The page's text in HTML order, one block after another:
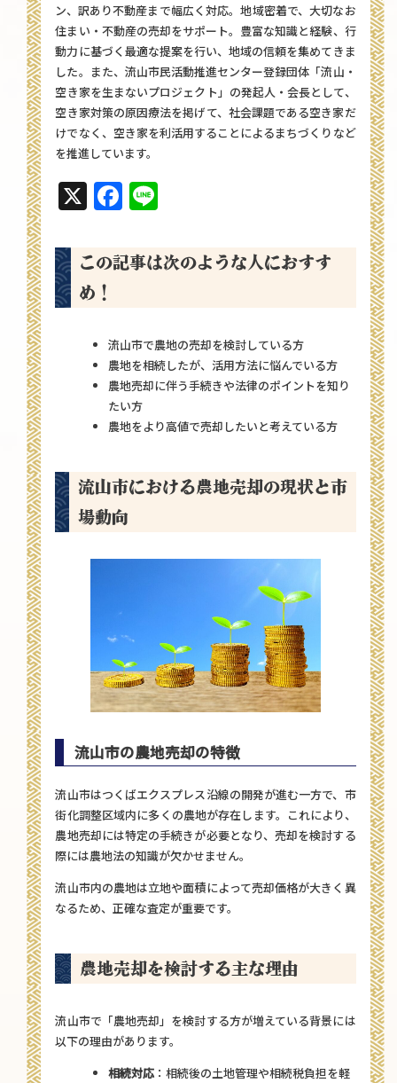
ン、訳あり不動産まで幅広く対応。地域密着で、大切なお
住まい・不動産の売却をサポート。豊富な知識と経験、行
動力に基づく最適な提案を行い、地域の信頼を集めてきま
した。また、流山市民活動推進センター登録団体「流山・
空き家を生まないプロジェクト」の発起人・会長として、
空き家対策の原因療法を掲げて、社会課題である空き家だ
けでなく、空き家を利活用することによるまちづくりなど
を推進しています。
X Facebook
この記事は次のような人におすす
め！
流山市で農地の売却を検討している方
農地を相続したが、活用方法に悩んでいる方
農地売却に伴う手続きや法律のポイントを知り
たい方
農地をより高値で売却したいと考えている方
流山市における農地売却の現状と市
場動向
流山市の農地売却の特徴
流山市はつくばエクスプレス沿線の開発が進む一方で、市
街化調整区域内に多くの農地が存在します。これにより、
農地売却には特定の手続きが必要となり、売却を検討する
際には農地法の知識が欠かせません。
流山市内の農地は立地や面積によって売却価格が大きく異
なるため、正確な査定が重要です。
農地売却を検討する主な理由
流山市で「農地売却」を検討する方が増えている背景には
以下の理由があります。
相続対応 ：相続後の土地管理や相続税負担を軽